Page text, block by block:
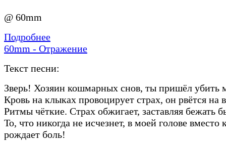
@ 60mm
Подробнее
60mm - Отражение
Текст песни:
Зверь! Хозяин кошмарных снов, ты пришёл убить
Кровь на клыках провоцирует страх, он рвётся на
Ритмы чёткие. Страх обжигает, заставляя бежать
То, что никогда не исчезнет, в моей голове вместо
рождает боль!